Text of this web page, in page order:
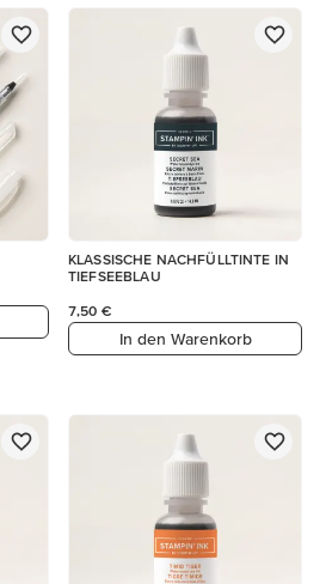
KLASSISCHE NACHFÜLLTINTE IN
TIEFSEEBLAU
7,50 €
In den Warenkorb